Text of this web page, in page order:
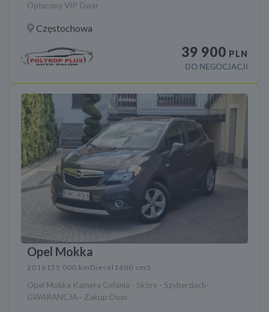
Opłacony VIP Gwar
Częstochowa
39 900 PLN
DO NEGOCJACJI
Opel Mokka
2016 155 000 km Diesel 1600 cm3
Opel Mokka Kamera Cofania - Skóry - Szyberdach-
GWARANCJA - Zakup Door